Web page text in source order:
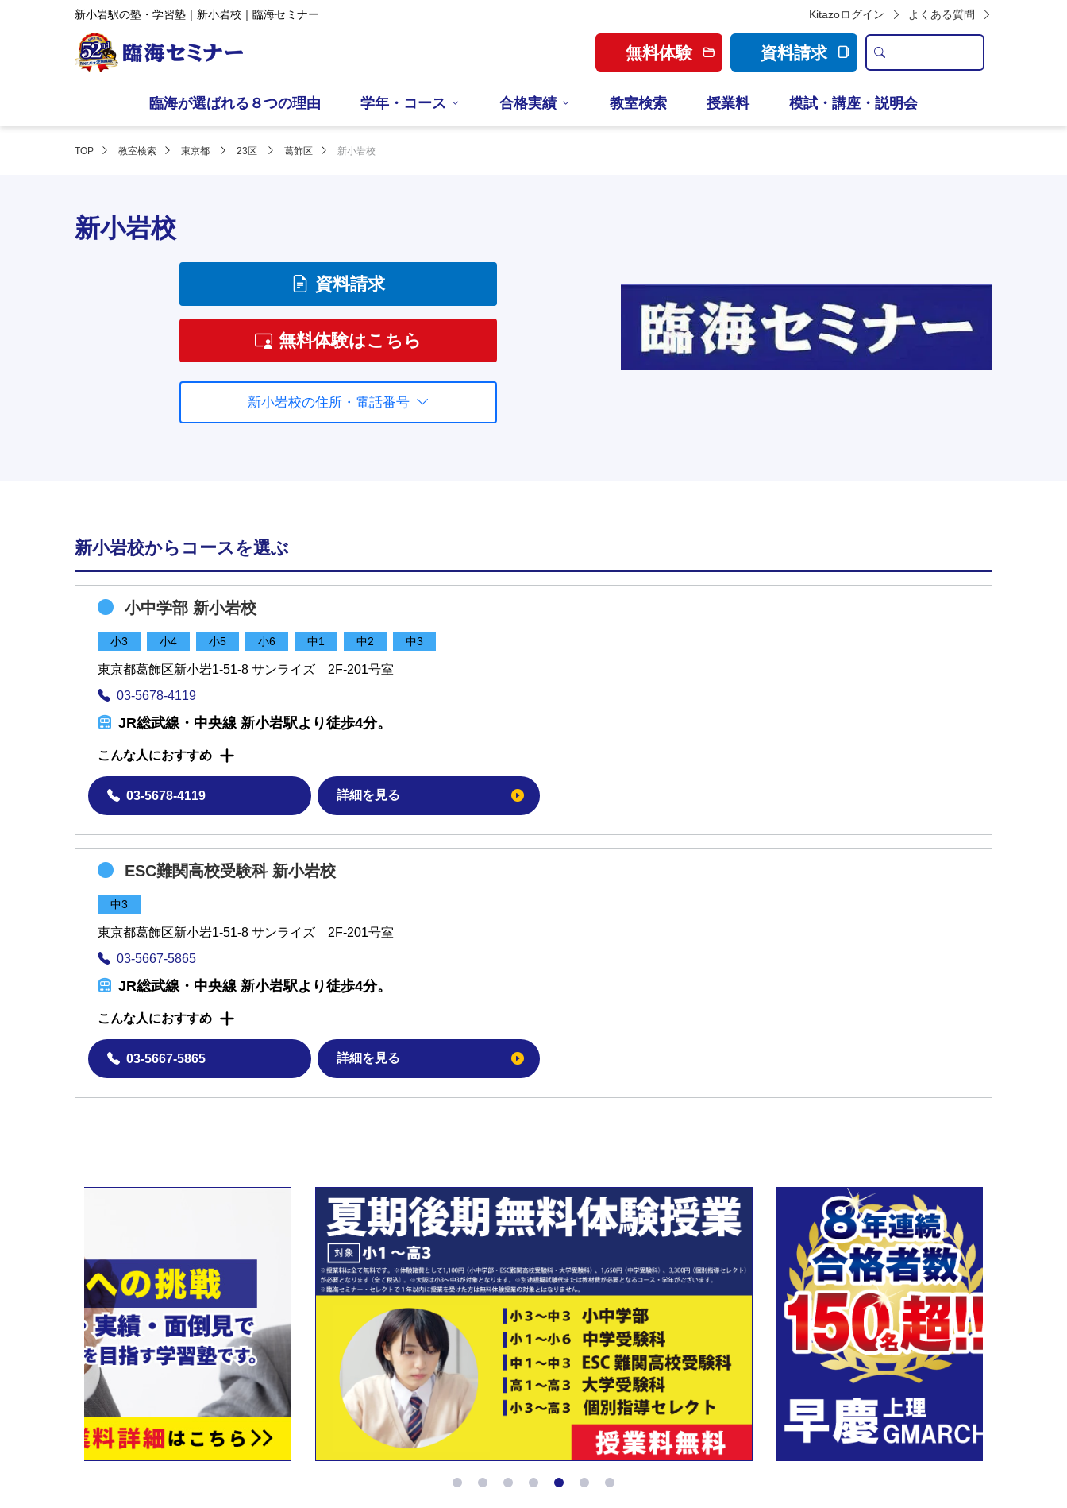
新小岩駅の塾・学習塾｜新小岩校｜臨海セミナー Kitazoログイン よくある質問
無料体験 資料請求
臨海が選ばれる８つの理由 学年・コース 合格実績 教室検索 授業料 模試・講座・説明会
TOP 教室検索 東京都 23区 葛飾区 新小岩校
新小岩校
資料請求
無料体験はこちら
新小岩校の住所・電話番号
新小岩校からコースを選ぶ
小中学部 新小岩校
小3 小4 小5 小6 中1 中2 中3
東京都葛飾区新小岩1-51-8 サンライズ 2F-201号室
03-5678-4119
JR総武線・中央線 新小岩駅より徒歩4分。
こんな人におすすめ
03-5678-4119 詳細を見る
ESC難関高校受験科 新小岩校
中3
東京都葛飾区新小岩1-51-8 サンライズ 2F-201号室
03-5667-5865
JR総武線・中央線 新小岩駅より徒歩4分。
こんな人におすすめ
03-5667-5865 詳細を見る